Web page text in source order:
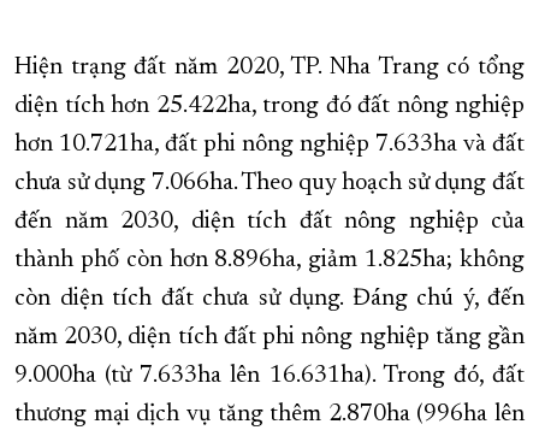
Hiện trạng đất năm 2020, TP. Nha Trang có tổng
diện tích hơn 25.422ha, trong đó đất nông nghiệp
hơn 10.721ha, đất phi nông nghiệp 7.633ha và đất
chưa sử dụng 7.066ha. Theo quy hoạch sử dụng đất
đến năm 2030, diện tích đất nông nghiệp của
thành phố còn hơn 8.896ha, giảm 1.825ha; không
còn diện tích đất chưa sử dụng. Đáng chú ý, đến
năm 2030, diện tích đất phi nông nghiệp tăng gần
9.000ha (từ 7.633ha lên 16.631ha). Trong đó, đất
thương mại dịch vụ tăng thêm 2.870ha (996ha lên